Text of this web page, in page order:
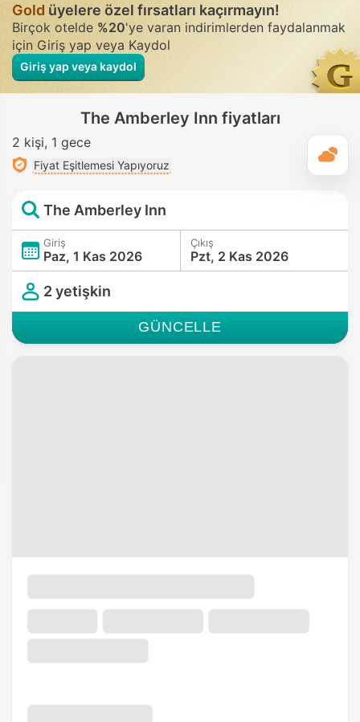
Goldüyelere özel fırsatları kaçırmayın!
Birçok otelde%20'ye varan indirimlerden faydalanmak
için Giriş yap veya Kaydol
Giriş yap veya kaydol
The Amberley Inn fiyatları
2 kişi 1 gece
Fiyat Eşitlemesi Yapıyoruz
The Amberley Inn
Giriş
Paz, 1 Kas 2026
Çıkış
Pzt, 2 Kas 2026
2 yetişkin
GÜNCELLE